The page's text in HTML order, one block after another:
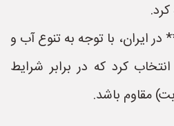
ایران، با توجه به تنوع آب و
کرد که در برابر شرایط
مقاوم باشد.